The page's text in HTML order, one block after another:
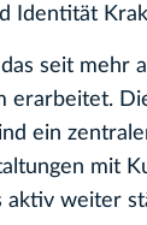
Identität
seit mehr
erarbeitet.
ein
mit
aktiv weiter